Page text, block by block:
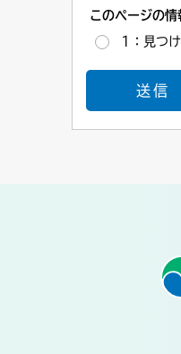
このページの
1：見つ